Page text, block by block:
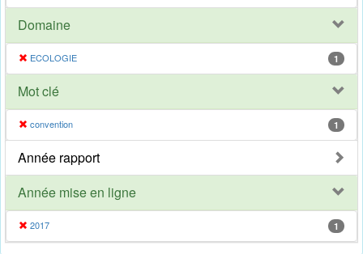
Domaine
ECOLOGIE 1
Mot clé
convention 1
Année rapport
Année mise en ligne
2017 1